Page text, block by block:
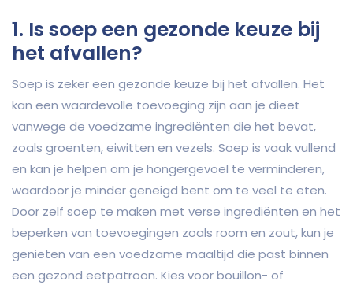
1. Is soep een gezonde keuze bij
het afvallen?
Soep is zeker een gezonde keuze bij het afvallen. Het
kan een waardevolle toevoeging zijn aan je dieet
vanwege de voedzame ingrediënten die het bevat,
zoals groenten, eiwitten en vezels. Soep is vaak vullend
en kan je helpen om je hongergevoel te verminderen,
waardoor je minder geneigd bent om te veel te eten.
Door zelf soep te maken met verse ingrediënten en het
beperken van toevoegingen zoals room en zout, kun je
genieten van een voedzame maaltijd die past binnen
een gezond eetpatroon. Kies voor bouillon- of